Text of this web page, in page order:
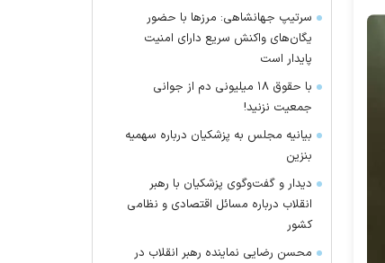
سرتیپ جهانشاهی: مرز‌ها با حضور
یگان‌های واکنش سریع دارای امنیت
پایدار است
با حقوق ۱۸ میلیونی دم از جوانی
جمعیت نزنید!
بیانیه مجلس به پزشکیان درباره سهمیه
بنزین
دیدار و گفت‌وگوی پزشکیان با رهبر
انقلاب درباره مسائل اقتصادی و نظامی
کشور
محسن رضایی نماینده رهبر انقلاب در